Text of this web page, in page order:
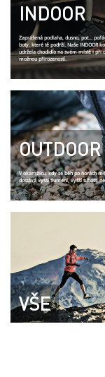
INDOOR
Zaprášená podlaha, dusno, pot...
boty, které tě podrží. Naše INDOOR
udržela chodidlo na svém místě i při
možnou přirozeností.
OUTDOOR
V okamžiku, kdy se běh po horách
dostává vyšší tlumení, vyšší tuhost,
VŠE